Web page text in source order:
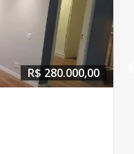
R$ 280.000,00